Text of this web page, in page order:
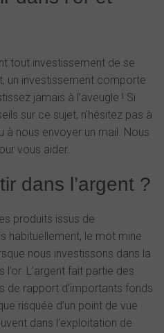
tout investissement de se
un investissement comporte
jamais à l’aveugle ! Si
sur ce sujet, n’hésitez pas à
à nous envoyer un mail. Nous
vous aider.
dans l’argent ?
produits issus de
habituellement, le mot mine
nous investissons dans la
L’argent fait partie des
de rapport d’importants fonds
risquée d’un point de vue
dans l’exploitation de